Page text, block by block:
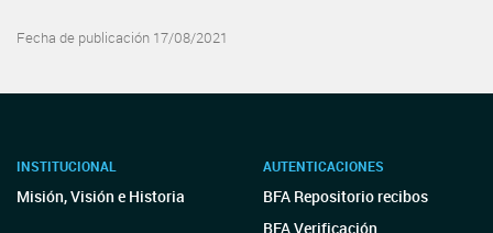
Fecha de publicación 17/08/2021
INSTITUCIONAL
Misión, Visión e Historia
AUTENTICACIONES
BFA Repositorio recibos
BFA Verificación